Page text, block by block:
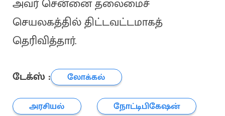
அவர் சென்னை தலைமைச்
செயலகத்தில் திட்டவட்டமாகத்
தெரிவித்தார்.
டேக்ஸ் :
லோக்கல்
அரசியல்
நோட்டிபிகேஷன்